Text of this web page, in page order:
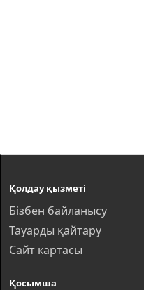
Қолдау қызметі
Бізбен байланысу
Тауарды қайтару
Сайт картасы
Қосымша